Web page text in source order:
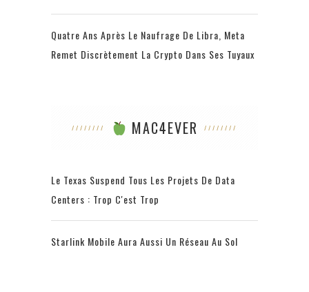
Quatre Ans Après Le Naufrage De Libra, Meta
Remet Discrètement La Crypto Dans Ses Tuyaux
MAC4EVER
Le Texas Suspend Tous Les Projets De Data
Centers : Trop C'est Trop
Starlink Mobile Aura Aussi Un Réseau Au Sol